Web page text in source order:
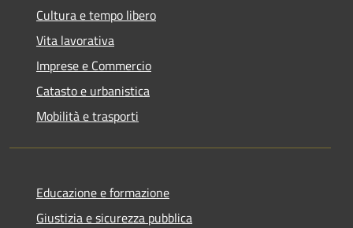
Cultura e tempo libero
Vita lavorativa
Imprese e Commercio
Catasto e urbanistica
Mobilità e trasporti
Educazione e formazione
Giustizia e sicurezza pubblica